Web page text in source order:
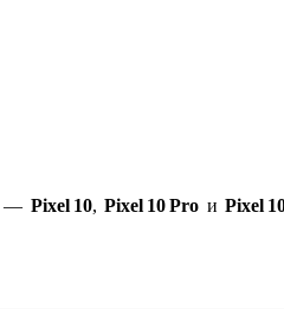
— Pixel 10,Pixel 10 Pro иPixel